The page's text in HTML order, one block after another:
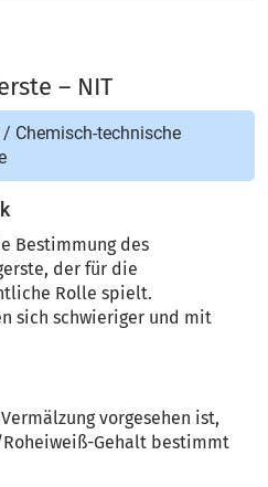
– NIT
/ Chemisch-technische
Bestimmung des
der für die
Rolle spielt.
sich schwieriger und mit
vorgesehen ist,
Gehalt bestimmt